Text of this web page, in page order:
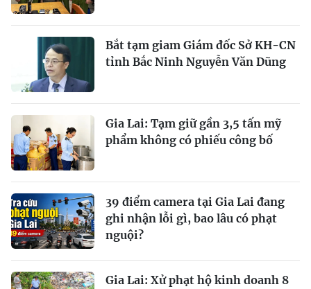
Bắt tạm giam Giám đốc Sở KH-CN
tỉnh Bắc Ninh Nguyễn Văn Dũng
Gia Lai: Tạm giữ gần 3,5 tấn mỹ
phẩm không có phiếu công bố
39 điểm camera tại Gia Lai đang
ghi nhận lỗi gì, bao lâu có phạt
nguội?
Gia Lai: Xử phạt hộ kinh doanh 8